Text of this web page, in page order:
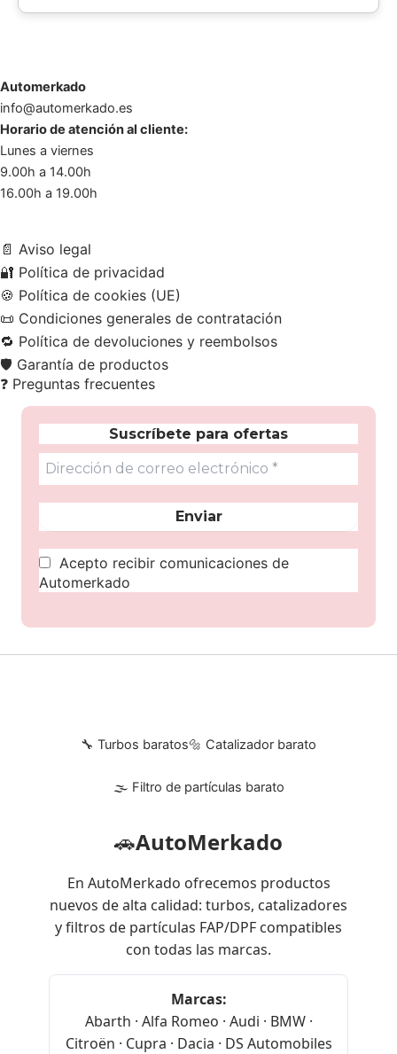
Automerkado
info@automerkado.es
Horario de atención al cliente:
Lunes a viernes
9.00h a 14.00h
16.00h a 19.00h
📄 Aviso legal
🔐 Política de privacidad
🍪 Política de cookies (UE)
📜 Condiciones generales de contratación
🔁 Política de devoluciones y reembolsos
🛡️ Garantía de productos
❓ Preguntas frecuentes
Suscríbete para ofertas
Acepto recibir comunicaciones de
Automerkado
🔧 Turbos baratos🔩 Catalizador barato
🌫 Filtro de partículas barato
🚗AutoMerkado
En AutoMerkado ofrecemos productos
nuevos de alta calidad: turbos, catalizadores
y filtros de partículas FAP/DPF compatibles
con todas las marcas.
Marcas:
Abarth · Alfa Romeo · Audi · BMW ·
Citroën · Cupra · Dacia · DS Automobiles